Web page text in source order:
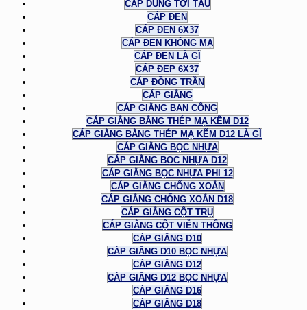
CÁP DÙNG TỜI TÀU
CÁP ĐEN
CÁP ĐEN 6X37
CÁP ĐEN KHÔNG MẠ
CÁP ĐEN LÀ GÌ
CÁP ĐEP 6X37
CÁP ĐỒNG TRẦN
CÁP GIẰNG
CÁP GIẰNG BAN CÔNG
CÁP GIẰNG BẰNG THÉP MẠ KẼM D12
CÁP GIẰNG BẰNG THÉP MẠ KẼM D12 LÀ GÌ
CÁP GIẰNG BỌC NHỰA
CÁP GIẰNG BỌC NHỰA D12
CÁP GIẰNG BỌC NHỰA PHI 12
CÁP GIẰNG CHỐNG XOẮN
CÁP GIẰNG CHỐNG XOẮN D18
CÁP GIẰNG CỘT TRỤ
CÁP GIẰNG CỘT VIỄN THÔNG
CÁP GIẰNG D10
CÁP GIẰNG D10 BỌC NHỰA
CÁP GIẰNG D12
CÁP GIẰNG D12 BỌC NHỰA
CÁP GIẰNG D16
CÁP GIẰNG D18